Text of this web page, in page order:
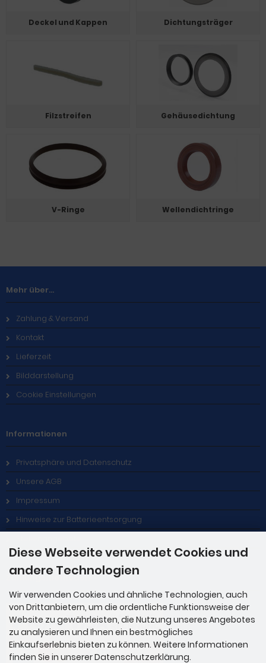
Deckel und Kappen Dichtungsträger
Filzstreifen Gehäusedichtung
V-Ringe Wellendichtringe
Mehr über...
Zahlung & Versand
Kontakt
Lieferzeit
Bilddarstellung
Cookie Einstellungen
Informationen
Privatsphäre und Datenschutz
Unsere AGB
Impressum
Hinweise zur Batterieentsorgung
Zahlungsmethoden
Diese Webseite verwendet Cookies und
andere Technologien
Wir verwenden Cookies und ähnliche Technologien, auch
von Drittanbietern, um die ordentliche Funktionsweise der
Website zu gewährleisten, die Nutzung unseres Angebotes
zu analysieren und Ihnen ein bestmögliches
Einkaufserlebnis bieten zu können. Weitere Informationen
finden Sie in unserer Datenschutzerklärung.